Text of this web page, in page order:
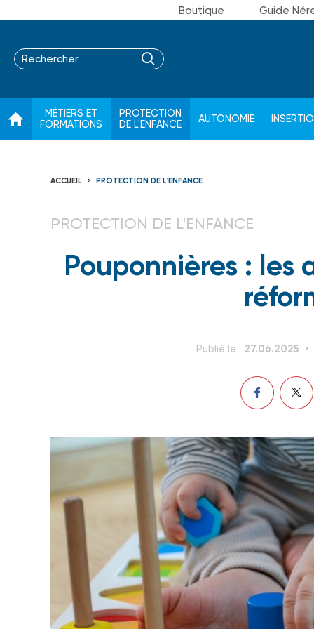
Boutique Guide
MÉTIERS ET
FORMATIONS
PROTECTION
DE L'ENFANCE
AUTONOMIE
ACCUEIL PROTECTION DE L'ENFANCE
PROTECTION DE L'ENFANCE
Pouponnières : les
Publié le : 27.06.2025